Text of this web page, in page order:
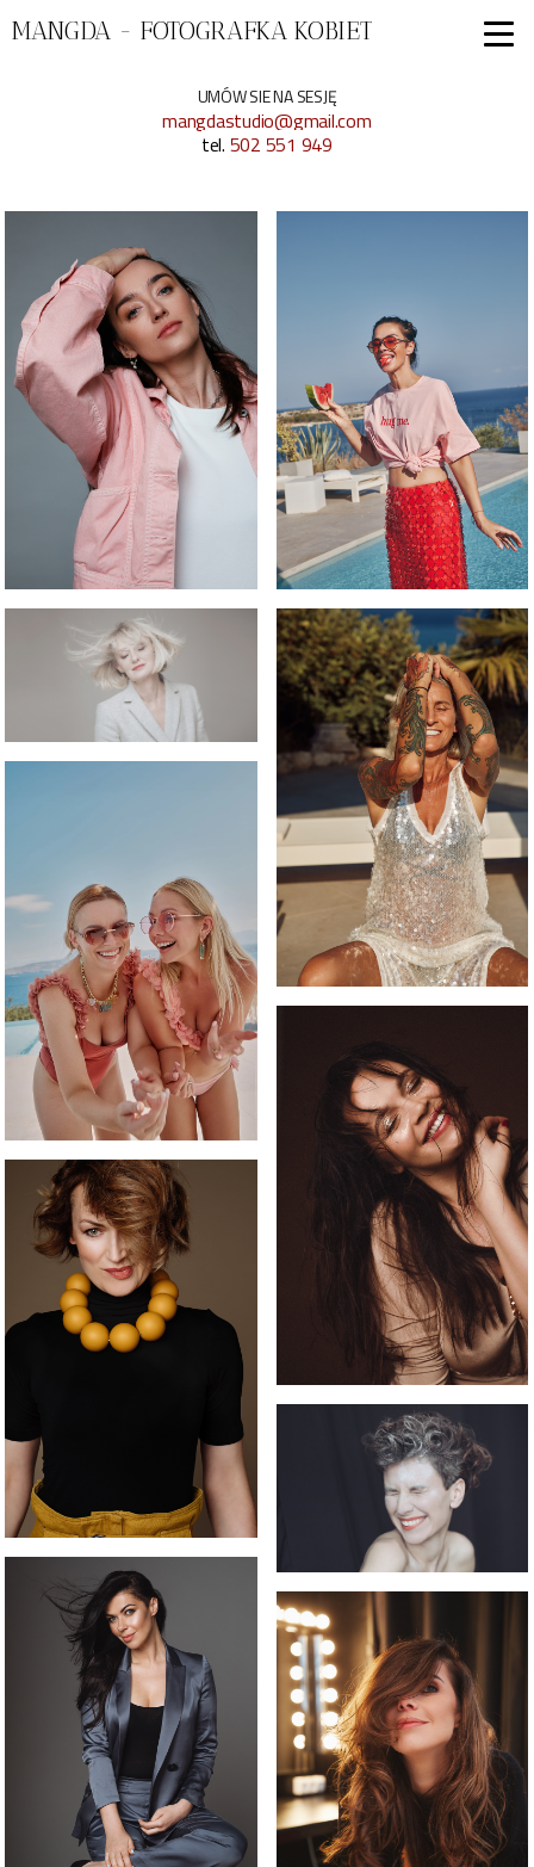
MANGDA - FOTOGRAFKA KOBIET
UMÓW SIE NA SESJĘ
mangdastudio@gmail.com
tel. 502 551 949